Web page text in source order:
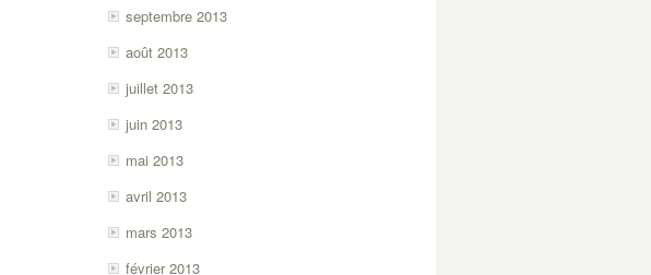
septembre 2013
août 2013
juillet 2013
juin 2013
mai 2013
avril 2013
mars 2013
février 2013